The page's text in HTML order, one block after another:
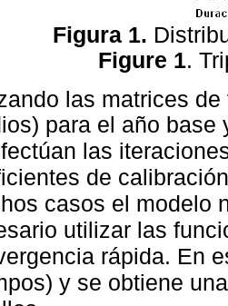
Figura 1.
Figure 1.
las matrices
para el año
las
de
casos el modelo
utilizar las
rápida. En
y se obtiene